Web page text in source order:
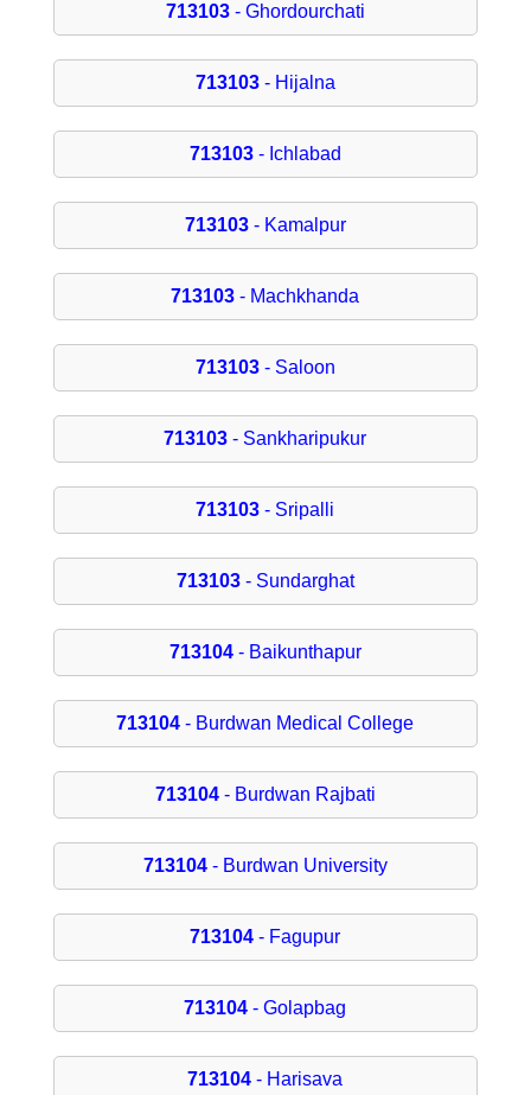
713103- Ghordourchati
713103- Hijalna
713103- Ichlabad
713103- Kamalpur
713103 - Machkhanda
713103- Saloon
713103 - Sankharipukur
713103 - Sripalli
713103- Sundarghat
713104- Baikunthapur
713104 - Burdwan Medical College
713104- Burdwan Rajbati
713104- Burdwan University
713104 - Fagupur
713104 - Golapbag
713104 - Harisava